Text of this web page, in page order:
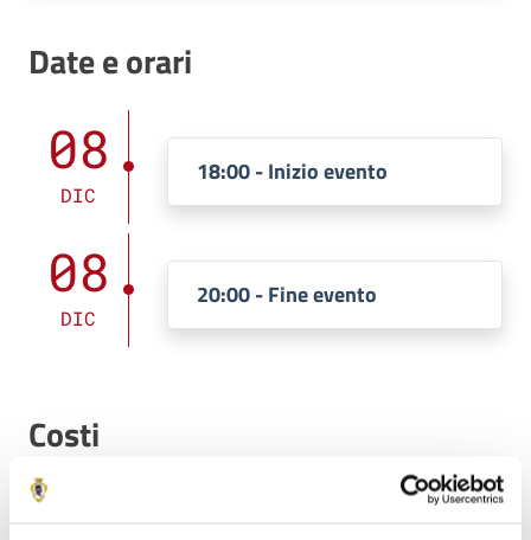
Date e orari
08
DIC
18:00 - Inizio evento
08
DIC
20:00 - Fine evento
Costi